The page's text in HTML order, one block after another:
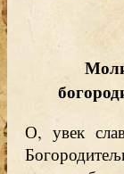
О, увек